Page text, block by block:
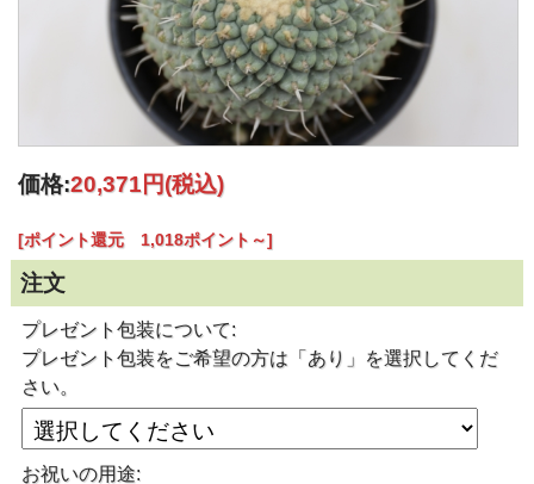
価格:20,371円(税込)
[ポイント還元 1,018ポイント～]
注文
プレゼント包装について:
プレゼント包装をご希望の方は「あり」を選択してくだ
さい。
お祝いの用途: